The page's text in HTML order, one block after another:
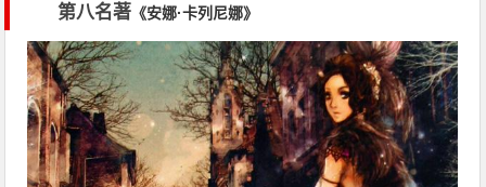
第八名著 《安娜·卡列尼娜》